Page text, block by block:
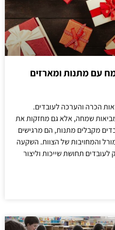
עם מתנות ומארזים
הכרה והערכה לעובדים.
שמחה, אלא גם מחזקות את
מקבלים מתנות, הם מרגישים
והמחויבות של הצוות. השקעה
לעובדים תחושת שייכות וליצור